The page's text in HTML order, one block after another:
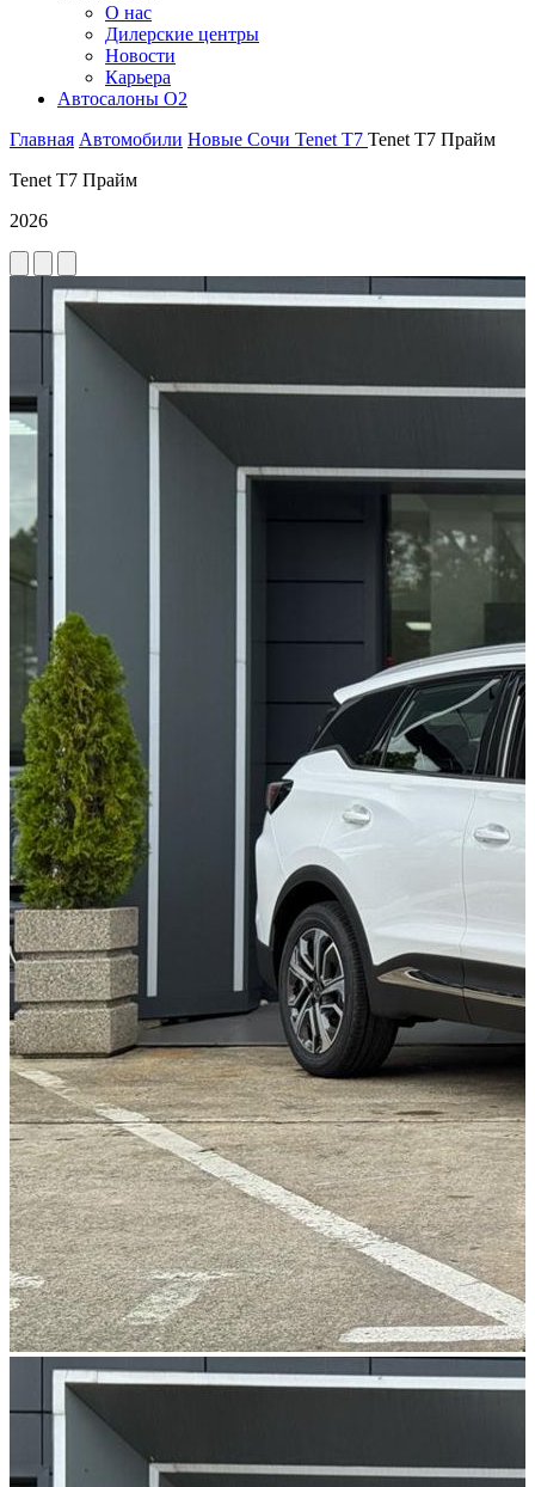
О нас
Дилерские центры
Новости
Карьера
Автосалоны O2
Главная Автомобили Новые Сочи Tenet T7 Tenet T7 Прайм
Tenet T7 Прайм
2026